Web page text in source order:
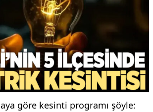
göre kesinti programı şöyle: